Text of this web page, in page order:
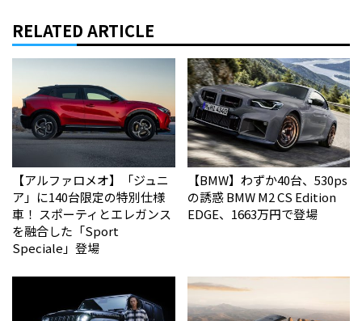
RELATED ARTICLE
【アルファロメオ】「ジュニ
ア」に140台限定の特別仕様
車！ スポーティとエレガンス
を融合した「Sport
Speciale」登場
【BMW】わずか40台、530ps
の誘惑 BMW M2 CS Edition
EDGE、1663万円で登場